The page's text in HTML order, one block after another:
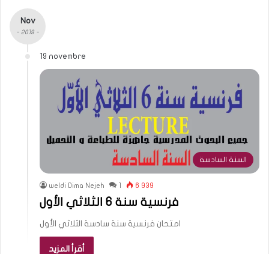
Nov
- 2019 -
19 novembre
السنة السادسة
weldi Dima Nejeh 1 6 939
فرنسية سنة 6 الثلاثي الأول
امتحان فرنسية سنة سادسة الثلاثي الأول
أقرأ المزيد